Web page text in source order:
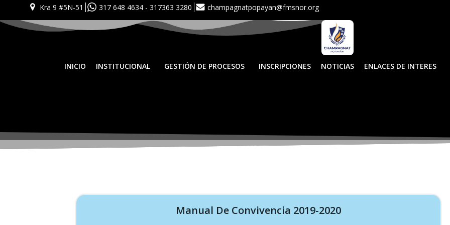
to
content
Kra 9 #5N-51 317 648 4634 - 317363 3280 champagnatpopayan@fmsnor.org
INICIO INSTITUCIONAL GESTIÓN DE PROCESOS INSCRIPCIONES NOTICIAS ENLACES DE INTERES
Manual De Convivencia 2019-2020